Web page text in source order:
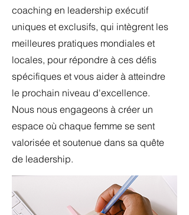
coaching en leadership exécutif
uniques et exclusifs, qui intègrent les
meilleures pratiques mondiales et
locales, pour répondre à ces défis
spécifiques et vous aider à atteindre
le prochain niveau d'excellence.
Nous nous engageons à créer un
espace où chaque femme se sent
valorisée et soutenue dans sa quête
de leadership.